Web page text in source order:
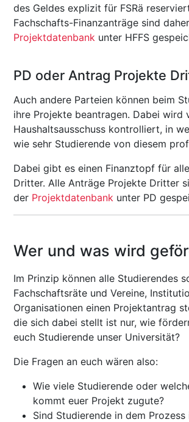
des Geldes explizit für FSRä
Fachschafts-Finanzanträge sind
Projektdatenbank unter HFFS
PD oder Antrag Projekte
Auch andere Parteien können beim
ihre Projekte beantragen. Dabei wird
Haushaltsausschuss kontrolliert, in
wie sehr Studierende von diesem
Dabei gibt es einen Finanztopf für
Dritter. Alle Anträge Projekte Dritter
der Projektdatenbank unter PD
Wer und was wird
Im Prinzip können alle Studierendes
Fachschaftsräte und Vereine,
Organisationen einen Projektantrag
die sich dabei stellt ist nur, wie
euch Studierende unser Universität?
Die Fragen an euch wären also:
Wie viele Studierende oder
kommt euer Projekt zugute?
Sind Studierende in dem